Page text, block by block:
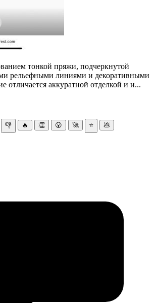
тонкой пряжи, подчеркнутой
рельефными линиями и декоративными
отличается аккуратной отделкой и и...
👎 🔥 👏 😮 🚀 ⭐ 💩